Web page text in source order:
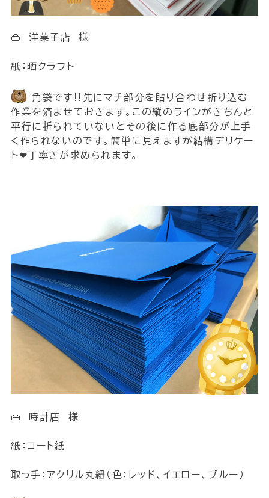
👜 洋菓子店 様
紙：晒クラフト
角袋です‼先にマチ部分を貼り合わせ折り込む
作業を済ませておきます。この縦のラインがきちんと
平行に折られていないとその後に作る底部分が上手
く作られないのです。簡単に見えますが結構デリケー
ト❤丁寧さが求められます。
👜 時計店 様
紙：コート紙
取っ手：アクリル丸紐（色：レッド、イエロー、ブルー）